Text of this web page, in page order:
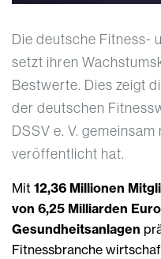
Die deutsche Fitness-
setzt ihren
Bestwerte. Dies zeigt
der deutschen
DSSV e. V.
veröffentlicht hat.
Mit 12,36 Millionen
von 6,25 Milliarden Euro
Gesundheitsanlagen
Fitnessbranche